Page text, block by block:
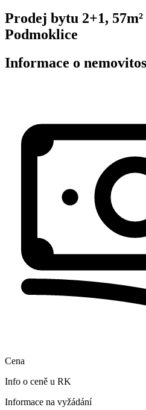
Prodej bytu 2+1,
Podmoklice
Informace o
Cena
Info o ceně u RK
Informace na vyžádání